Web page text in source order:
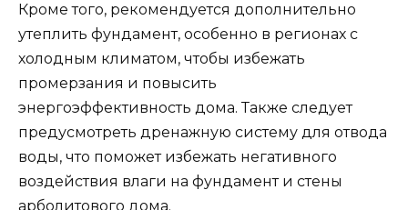
Кроме того, рекомендуется дополнительно
утеплить фундамент, особенно в регионах с
холодным климатом, чтобы избежать
промерзания и повысить
энергоэффективность дома. Также следует
предусмотреть дренажную систему для отвода
воды, что поможет избежать негативного
воздействия влаги на фундамент и стены
арболитового дома.